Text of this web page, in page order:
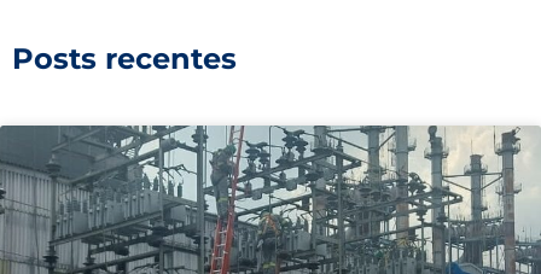
Posts recentes